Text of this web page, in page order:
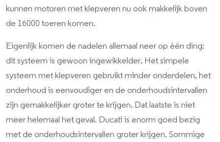
kunnen motoren met klepveren nu ook makkelijk boven
de 16000 toeren komen.
Eigenlijk komen de nadelen allemaal neer op één ding:
dit systeem is gewoon ingewikkelder. Het simpele
systeem met klepveren gebruikt minder onderdelen, het
onderhoud is eenvoudiger en de onderhoudsintervallen
zijn gemakkelijker groter te krijgen. Dat laatste is niet
meer helemaal het geval. Ducati is enorm goed bezig
met de onderhoudsintervallen groter krijgen. Sommige